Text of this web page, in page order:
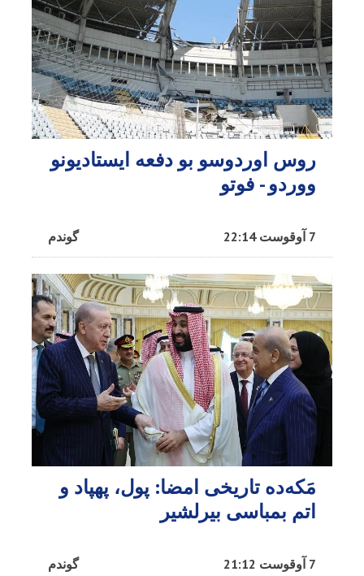
روس اوردوسو بو دفعه ایستادیونو
ووردو - فوتو
گوندم 7 آوقوست 22:14
مَکه‌ده تاریخی امضا: پول، پهپاد و
اتم بمباسی بیرلشیر
گوندم 7 آوقوست 21:12